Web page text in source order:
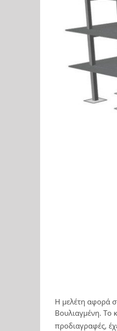
Η μελέτη αφορά
Βουλιαγμένη. Το
προδιαγραφές,